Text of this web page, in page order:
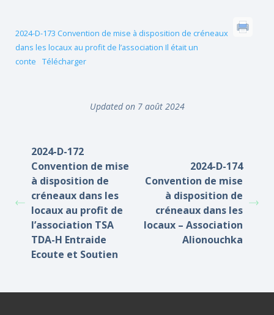
2024-D-173 Convention de mise à disposition de créneaux
dans les locaux au profit de l’association Il était un
conte
Télécharger
Updated on 7 août 2024
2024-D-172
Convention de mise
à disposition de
créneaux dans les
locaux au profit de
l’association TSA
TDA-H Entraide
Ecoute et Soutien
2024-D-174
Convention de mise
à disposition de
créneaux dans les
locaux – Association
Alionouchka